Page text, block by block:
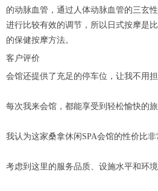
的动脉血管，通过人体动脉血管的三玄
进行比较有效的调节，所以日式按摩是
的保健按摩方法。
客户评价
会馆还提供了充足的停车位，让我不用
每次我来会馆，都能享受到轻松愉快的旅
我认为这家桑拿休闲SPA会馆的性价比非
考虑到这里的服务品质、设施水平和环